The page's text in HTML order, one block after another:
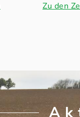
Zu den